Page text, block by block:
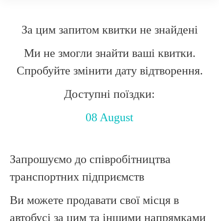
За цим запитом квитки не знайдені
Ми не змогли знайти ваші квитки.
Спробуйте змінити дату відтворення.
Доступні поїздки:
08 August
Запрошуємо до співробітництва
транспортних підприємств
Ви можете продавати свої місця в
автобусі за цим та іншими напрямками